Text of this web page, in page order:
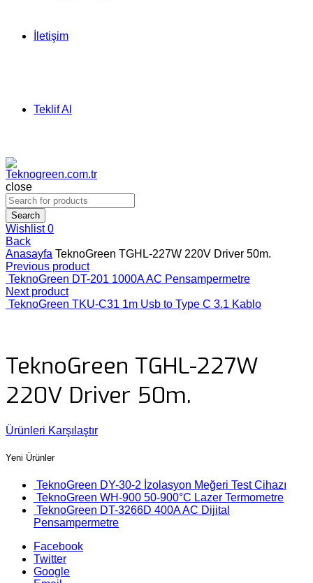
İletişim
Teklif Al
close
Search
Wishlist0
Back
Anasayfa TeknoGreen TGHL-227W 220V Driver 50m.
Previous product
TeknoGreen DT-201 1000A AC Pensampermetre
Next product
TeknoGreen TKU-C31 1m Usb to Type C 3.1 Kablo
TeknoGreen TGHL-227W
220V Driver 50m.
Ürünleri Karşılaştır
Yeni Ürünler
TeknoGreen DY-30-2 İzolasyon Meğeri Test Cihazı
TeknoGreen WH-900 50-900°C Lazer Termometre
TeknoGreen DT-3266D 400A AC Dijital
Pensampermetre
Facebook
Twitter
Google